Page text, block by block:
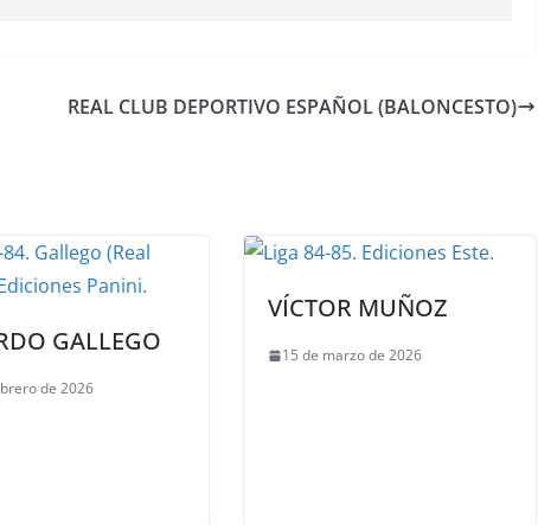
REAL CLUB DEPORTIVO ESPAÑOL (BALONCESTO)
GALLEGO
de 2026
VÍCTOR MUÑOZ
15 de marzo de 2026